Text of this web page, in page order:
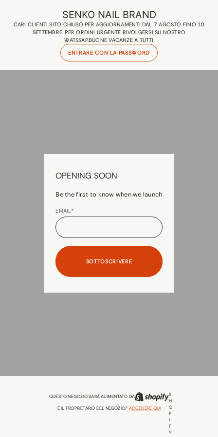
SENKO NAIL BRAND
CARI CLIENTI SITO CHIUSO PER AGGIORNAMENTI DAL 7 AGOSTO FINO 10
SETTEMBRE. PER ORDINI URGENTE RIVOLGERSI SU NOSTRO
WATSSAP.BUONE VACANZE A TUTTI
ENTRARE CON LA PASSWORD
OPENING SOON
Be the first to know when we launch
EMAIL*
SOTTOSCRIVERE
QUESTO NEGOZIO SARÀ ALIMENTATO DA
S
H
O
P
I
F
Y
È IL PROPRIETARIO DEL NEGOZIO? ACCEDERE QUI